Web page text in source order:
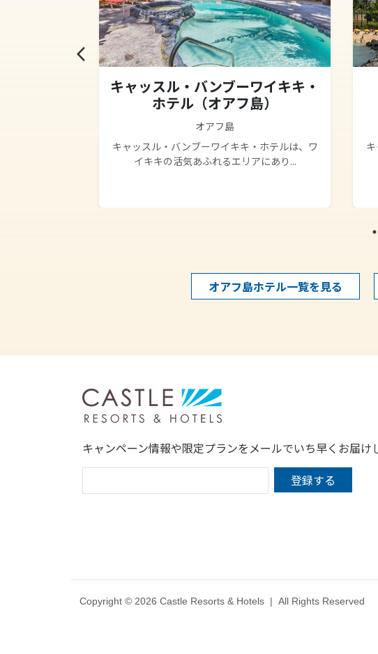
arrow_back_ios
キャッスル・バンブーワイキキ・
ホテル（オアフ島）
オアフ島
キャッスル・バンブーワイキキ・ホテルは、ワ
イキキの活気あふれるエリアにあり...
オアフ島ホテル一覧を見る
キャンペーン情報や限定プランをメールでいち早くお届け
Copyright © 2026 Castle Resorts & Hotels | All Rights Reserved